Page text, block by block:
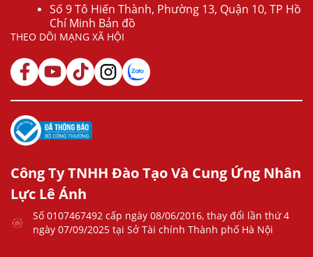
Số 9 Tô Hiến Thành, Phường 13, Quận 10, TP Hồ
Chí Minh Bản đồ
THEO DÕI MẠNG XÃ HỘI
Công Ty TNHH Đào Tạo Và Cung Ứng Nhân
Lực Lê Ánh
Số 0107467492 cấp ngày 08/06/2016, thay đổi lần thứ 4
ngày 07/09/2025 tại Sở Tài chính Thành phố Hà Nội